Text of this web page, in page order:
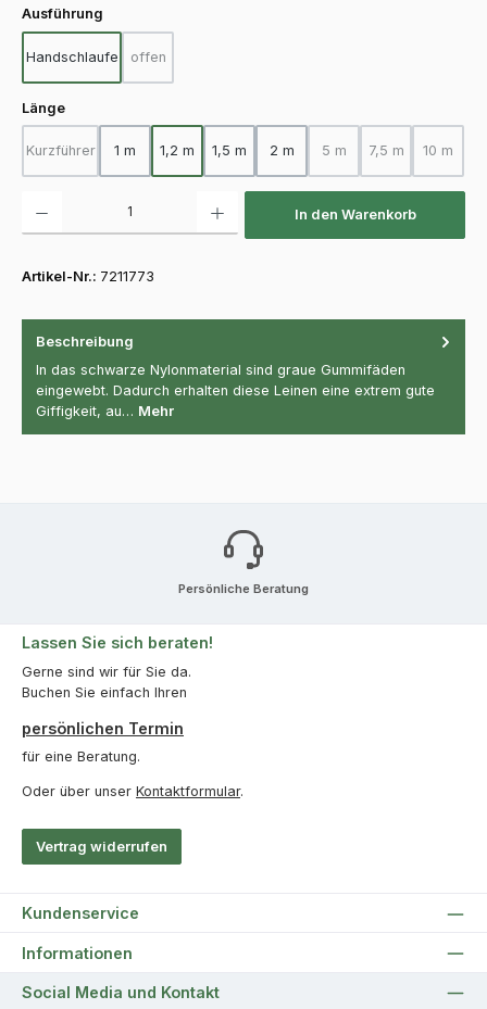
Ausführung
Handschlaufe offen
(Diese Option ist zurzeit nicht verfügbar.)
Längeauswählen
Kurzführer
(Diese Option ist zurzeit nicht verfügbar.)
1 m 1,2 m 1,5 m 2 m 5 m
(Diese Option ist zurzeit
7,5 m
(Diese Option
10 m
(Diese
In den Warenkorb
Artikel-Nr.: 7211773
Beschreibung
In das schwarze Nylonmaterial sind graue Gummifäden
eingewebt. Dadurch erhalten diese Leinen eine extrem gute
Giffigkeit, au… Mehr
Persönliche Beratung
Lassen Sie sich beraten!
Gerne sind wir für Sie da.
Buchen Sie einfach Ihren
persönlichen Termin
für eine Beratung.
Oder über unser Kontaktformular.
Vertrag widerrufen
Kundenservice
Informationen
Social Media und Kontakt